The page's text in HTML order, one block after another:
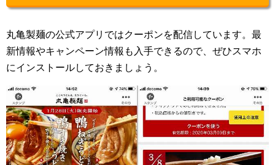
丸亀製麺の公式アプリではクーポンを配信しています。最
新情報やキャンペーン情報も入手できるので、ぜひスマホ
にインストールしておきましょう。